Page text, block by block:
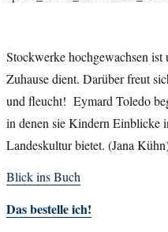
Stockwerke hochgewachsen
Zuhause dient. Darüber freut
und fleucht! Eymard Toledo
in denen sie Kindern Einblicke
Landeskultur bietet. (Jana
Blick ins Buch
Das bestelle ich!